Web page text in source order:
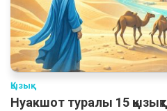
Қызық
Нуакшот туралы 15